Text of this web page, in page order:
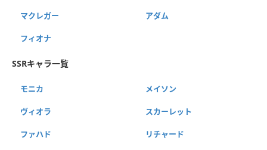
マクレガー アダム
フィオナ
SSRキャラ一覧
モニカ メイソン
ヴィオラ スカーレット
ファハド リチャード